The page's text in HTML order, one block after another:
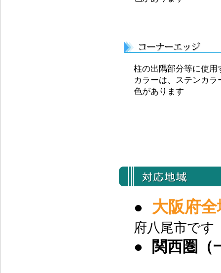
柱の出隅部分等に使
カラーは、ステンカ
色があります
● 大阪府全
府八尾市です
● 関西圏（